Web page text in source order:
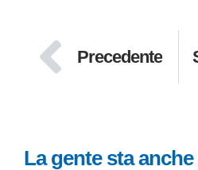
Precedente
La gente sta